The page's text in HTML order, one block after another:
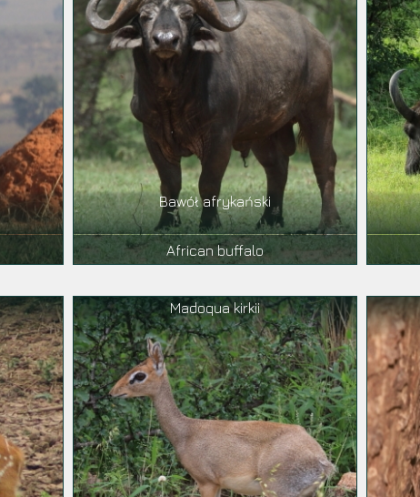
Bawół afrykański
African buffalo
Madoqua kirkii